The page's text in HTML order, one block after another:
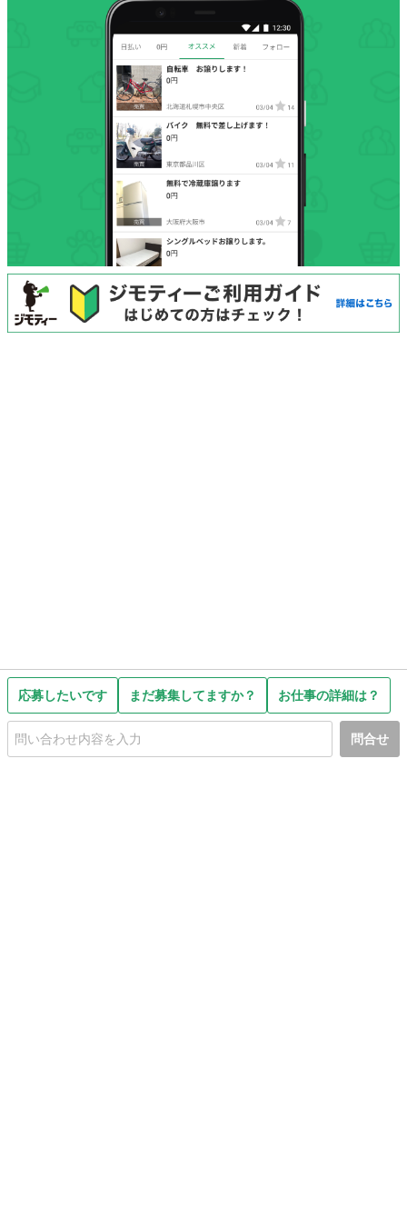
応募したいです まだ募集してますか？ お仕事の詳細は？
問合せ